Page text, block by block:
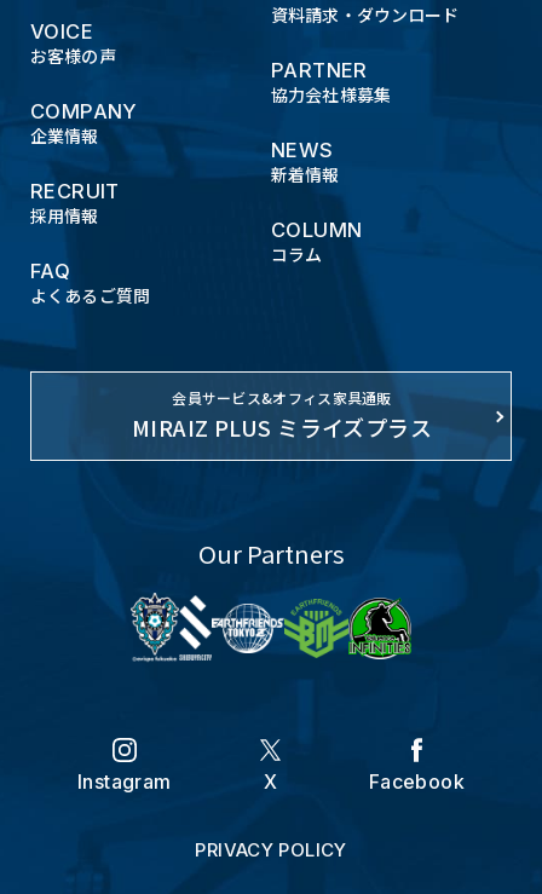
VOICE
お客様の声
COMPANY
企業情報
RECRUIT
採用情報
FAQ
よくあるご質問
資料請求・ダウンロード
PARTNER
協力会社様募集
NEWS
新着情報
COLUMN
コラム
会員サービス&オフィス家具通販
MIRAIZ PLUS ミライズプラス
Our Partners
Instagram X Facebook
PRIVACY POLICY